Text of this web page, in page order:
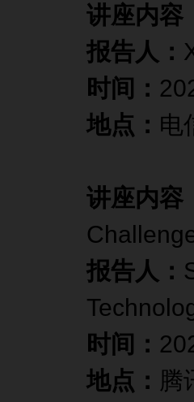
讲座内容
报告人：
时间：
地点： 电
讲座内容
报告人：
时间：
地点： 腾